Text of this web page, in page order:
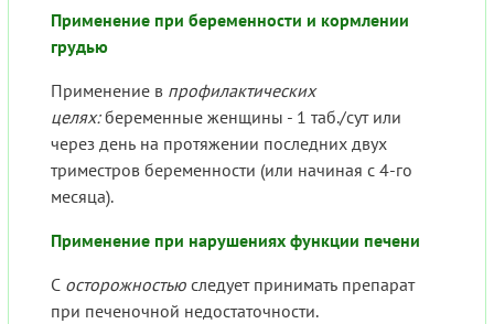
Применение при беременности и кормлении
грудью
Применение в профилактических
целях:беременные женщины - 1 таб./сут или
через день на протяжении последних двух
триместров беременности (или начиная с 4-го
месяца).
Применение при нарушениях функции печени
С осторожностью следует принимать препарат
при печеночной недостаточности.